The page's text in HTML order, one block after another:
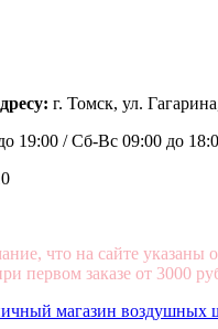
г. Томск, ул.
19:00 /Сб-Вс 09:00 до
что на сайте указаны
первом заказе от 3000